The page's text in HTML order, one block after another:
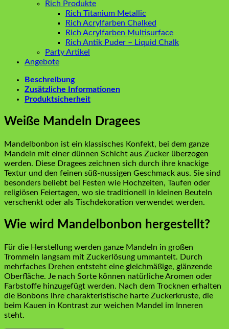
Rich Produkte
Rich Titanium Metallic
Rich Acrylfarben Chalked
Rich Acrylfarben Multisurface
Rich Antik Puder – Liquid Chalk
Party Artikel
Angebote
Beschreibung
Zusätzliche Informationen
Produktsicherheit
Weiße Mandeln Dragees
Mandelbonbon ist ein klassisches Konfekt, bei dem ganze
Mandeln mit einer dünnen Schicht aus Zucker überzogen
werden. Diese Dragees zeichnen sich durch ihre knackige
Textur und den feinen süß-nussigen Geschmack aus. Sie sind
besonders beliebt bei Festen wie Hochzeiten, Taufen oder
religiösen Feiertagen, wo sie traditionell in kleinen Beuteln
verschenkt oder als Tischdekoration verwendet werden.
Wie wird Mandelbonbon hergestellt?
Für die Herstellung werden ganze Mandeln in großen
Trommeln langsam mit Zuckerlösung ummantelt. Durch
mehrfaches Drehen entsteht eine gleichmäßige, glänzende
Oberfläche. Je nach Sorte können natürliche Aromen oder
Farbstoffe hinzugefügt werden. Nach dem Trocknen erhalten
die Bonbons ihre charakteristische harte Zuckerkruste, die
beim Kauen in Kontrast zur weichen Mandel im Inneren
steht.